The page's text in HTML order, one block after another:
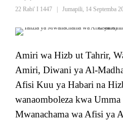
22 Rabi' I 1447
Jumapili, 14 Septemba
Amiri wa Hizb ut Tahrir,
Amiri, Diwani ya Al-
Afisi Kuu ya Habari na
wanaomboleza kwa
Mwanachama wa Afisi ya